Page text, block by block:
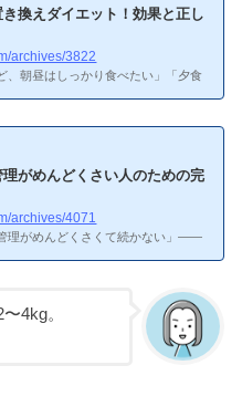
、ダイエット向けの冷凍弁当を4つ
質・価格・メニュー数を比較しまし
凍弁当ってどう選べばいいの？ダイ
び方3つのポイント1. カロリー・糖
換えダイエット！効果と正し
archives/3822
、朝昼はしっかり食べたい」「夕食
果を感じやすいダイエット法だと思
と違って挫折しにくいのが最大のメ
（ナッシュ）公式サイト夜だけ冷
て効果あるの？夜だけ置き換えダイ
700〜1,000kcal摂取しているケース
の冷凍弁当に置き換えると、1
がめんどくさい人のための完
archives/4071
理がめんどくさくて続かない」——
ても、毎食これを実践するのは正直
す。僕も健康診断でコレステロール
理を始めましたが、最初は本当にめ
の記事で分かること：
この記事の
4kg。